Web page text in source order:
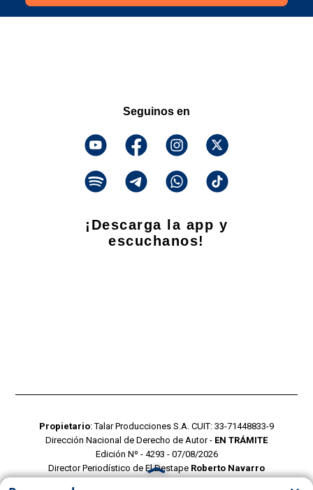
Seguinos en
¡Descarga la app y
escuchanos!
Propietario: Talar Producciones S.A. CUIT: 33-71448833-9
Dirección Nacional de Derecho de Autor - EN TRÁMITE
Edición Nº - 4293 - 07/08/2026
Director Periodístico de El Destape Roberto Navarro